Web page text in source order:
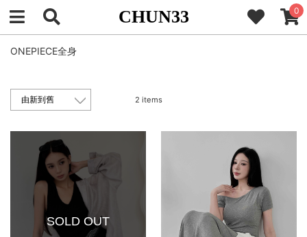
CHUN33 0
ONEPIECE全身
2 items
SOLD OUT